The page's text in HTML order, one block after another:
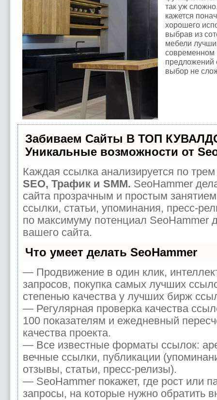
так уж
кажется
хорошего
выбрав из
мебели
современном
предложений
выбор не
Забиваем Сайты В ТОП
Уникальные возможности от
Каждая ссылка анализируется по
SEO, Трафик и SMM. SeoHammer
сайта прозрачным и простым
ссылки, статьи, упоминания, пресс-
по максимуму потенциал SeoHammer
вашего сайта.
Что умеет делать SeoHammer
— Продвижение в один клик,
запросов, покупка самых лучших
степенью качества у лучших бирж
— Регулярная проверка качества
100 показателям и ежедневный
качества проекта.
— Все известные форматы ссылок:
вечные ссылки, публикации
отзывы, статьи, пресс-релизы).
— SeoHammer покажет, где рост или
запросы, на которые нужно обратить